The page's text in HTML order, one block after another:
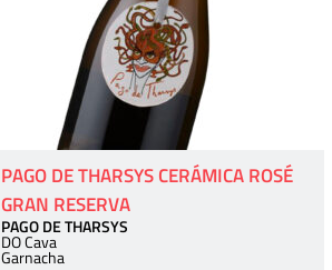
PAGO DE THARSYS CERÁMICA ROSÉ
GRAN RESERVA
PAGO DE THARSYS
DO Cava
Garnacha